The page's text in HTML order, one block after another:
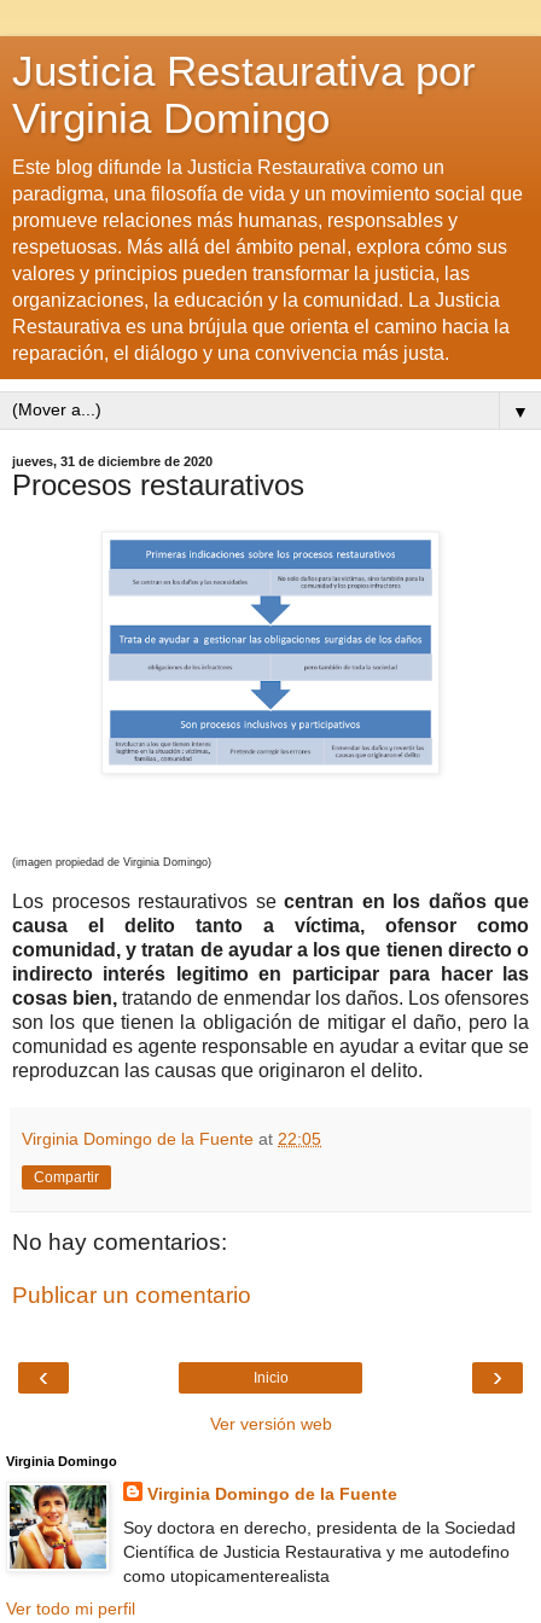
Justicia Restaurativa por
Virginia Domingo
Este blog difunde la Justicia Restaurativa como un
paradigma, una filosofía de vida y un movimiento social que
promueve relaciones más humanas, responsables y
respetuosas. Más allá del ámbito penal, explora cómo sus
valores y principios pueden transformar la justicia, las
organizaciones, la educación y la comunidad. La Justicia
Restaurativa es una brújula que orienta el camino hacia la
reparación, el diálogo y una convivencia más justa.
▼
jueves, 31 de diciembre de 2020
Procesos restaurativos
(imagen propiedad de Virginia Domingo)
Los procesos restaurativos se centran en los daños que
causa el delito tanto a víctima, ofensor como
comunidad, y tratan de ayudar a los que tienen directo o
indirecto interés legitimo en participar para hacer las
cosas bien, tratando de enmendar los daños. Los ofensores
son los que tienen la obligación de mitigar el daño, pero la
comunidad es agente responsable en ayudar a evitar que se
reproduzcan las causas que originaron el delito.
Virginia Domingo de la Fuente at 22:05
Compartir
No hay comentarios:
Publicar un comentario
‹ ›
Inicio
Ver versión web
Virginia Domingo
Virginia Domingo de la Fuente
Soy doctora en derecho, presidenta de la Sociedad
Científica de Justicia Restaurativa y me autodefino
como utopicamenterealista
Ver todo mi perfil